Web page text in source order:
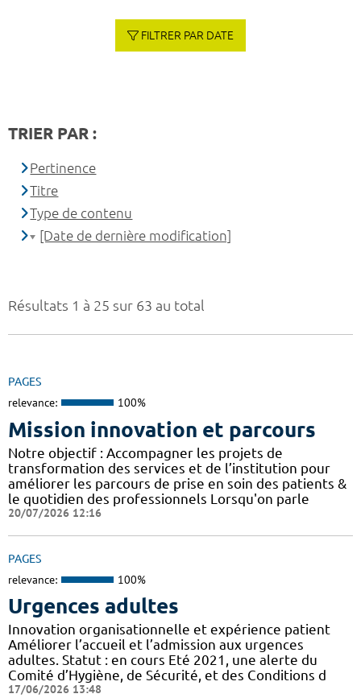
Résultats 1 à 25 sur 63 au total
PAGES
relevance: 100%
Mission innovation et parcours
Notre objectif : Accompagner les projets de
transformation des services et de l’institution pour
améliorer les parcours de prise en soin des patients &
le quotidien des professionnels Lorsqu'on parle
20/07/2026 12:16
PAGES
relevance: 100%
Urgences adultes
Innovation organisationnelle et expérience patient
Améliorer l’accueil et l’admission aux urgences
adultes. Statut : en cours Eté 2021, une alerte du
Comité d’Hygiène, de Sécurité, et des Conditions d
17/06/2026 13:48
FILTRER PAR DATE
TRIER PAR :
Pertinence
Titre
Type de contenu
[Date de dernière modification]